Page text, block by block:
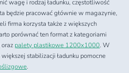
wagę i rodzaj ładunku, częstotliwość
będzie pracować głównie w magazynie,
firma korzysta także z większych
porównać ten format z kategoriami
oraz palety plastikowe 1200x1000. W
stabilizacji ładunku pomocne
.